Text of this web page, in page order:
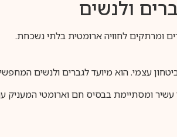
ולנשים
עשיר ומסתיימת בבסיס חם וארומטי המעניק